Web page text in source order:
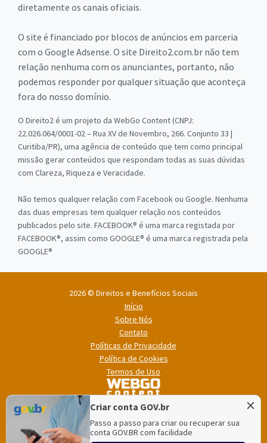
Criar conta GOV.br
Passo a passo para criar ou recuperar sua
conta GOV.BR com facilidade
×
diretamente os canais oficiais.
O site é financiado por blocos de anúncios em parceria
com o Google Adsense. O site Direito2.com.br não tem
relação nenhuma com os anunciantes, portanto, não
podemos responder por qualquer situação que aconteça
fora do nosso domínio.
O Direito2 é um projeto da WebGo Content (CNPJ:
22.026.064/0001-02 – Rua XV de Novembro, 266. Conjunto 33 |
Curitiba/PR), uma agência de conteúdo que tem como principal
missão gerar conteúdos que respondam todas as suas dúvidas
com Clareza, Riqueza e Veracidade.
Não temos qualquer relação com Facebook ou Google. Nenhuma
das duas empresas tem qualquer relação nos conteúdos
publicados pelo site. FACEBOOK® é uma marca registada por
FACEBOOK®, assim como GOOGLE® é uma marca registrada pela
GOOGLE®
2026 © Direitos e Benefícios Sociais
Início
Sobre Nós
Contato
Políticas de Privacidade
Política de Cookies
Termos de Uso